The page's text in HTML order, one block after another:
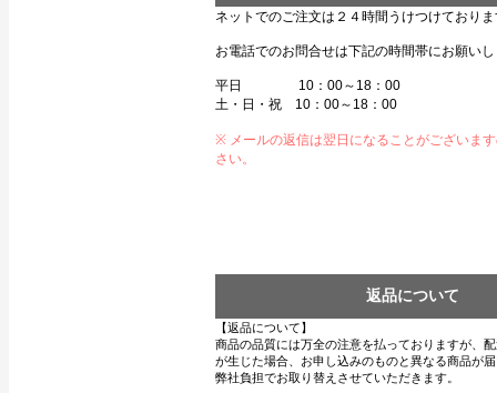
ネットでのご注文は２４時間うけつけており
お電話でのお問合せは下記の時間帯にお願い
平日 10：00～18：00
土・日・祝 10：00～18：00
※ メールの返信は翌日になることがございま
さい。
返品について
【返品について】
商品の品質には万全の注意を払っておりますが、
が生じた場合、お申し込みのものと異なる商品が
弊社負担でお取り替えさせていただきます。